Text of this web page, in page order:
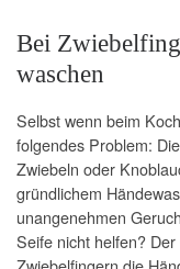
Bei
waschen
Selbst wenn beim
folgendes Problem:
Zwiebeln oder
gründlichem
unangenehmen
Seife nicht helfen?